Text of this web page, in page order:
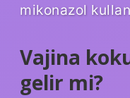
mikonazol
Vajina
gelir mi?